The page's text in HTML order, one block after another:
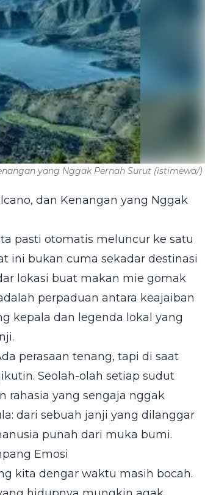
yang Nggak Pernah Surut (istimewa/)
dan Kenangan yang Nggak
pasti otomatis meluncur ke satu
ini bukan cuma sekadar destinasi
lokasi buat makan mie gomak
perpaduan antara keajaiban
kepala dan legenda lokal yang
perasaan tenang, tapi di saat
Seolah-olah setiap sudut
rahasia yang sengaja nggak
dari sebuah janji yang dilanggar
punah dari muka bumi.
Emosi
kita dengar waktu masih bocah.